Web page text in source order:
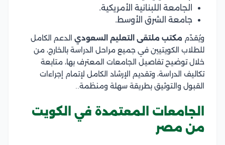
الجامعة اللبنانية الأمريكية.
جامعة الشرق الأوسط.
ويُقدّم مكتب ملتقى التعليم السعودي الدعم الكامل
للطلاب الكويتيين في جميع مراحل الدراسة بالخارج، من
خلال توضيح تفاصيل الجامعات المعترف بها، متابعة
تكاليف الدراسة، وتقديم الإرشاد الكامل لإتمام إجراءات
القبول والتوثيق بطريقة سهلة ومنظمة..
الجامعات المعتمدة في الكويت
من مصر